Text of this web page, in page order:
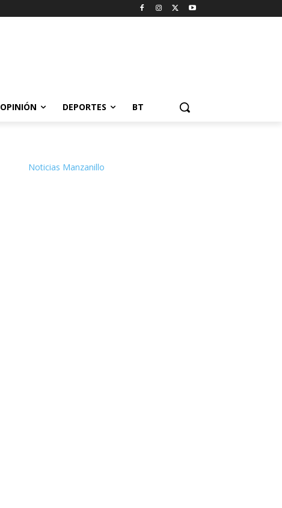
OPINIÓN DEPORTES BT
Noticias Manzanillo